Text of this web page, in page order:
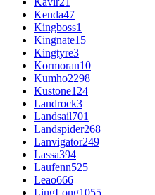
Kenda47
Kingboss1
Kingnate15
Kingtyre3
Kormoran10
Kumho2298
Kustone124
Landrock3
Landsail701
Landspider268
Lanvigator249
Lassa394
Laufenn525
Leao666
LingLong1055